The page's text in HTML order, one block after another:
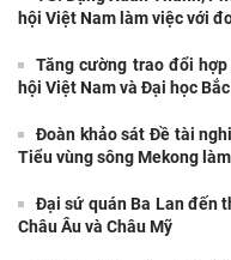
hội Việt Nam làm việc với
Tăng cường trao đổi
hội Việt Nam và Đại học
Đoàn khảo sát Đề tài
Tiểu vùng sông Mekong
Đại sứ quán Ba Lan đến
Châu Âu và Châu Mỹ